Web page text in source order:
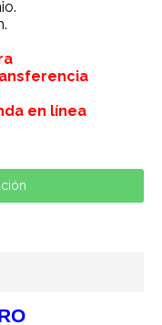
en línea